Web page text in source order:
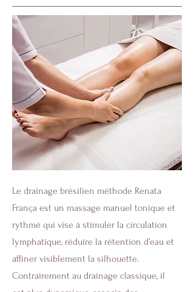
Le drainage brésilien méthode Renata
França est un massage manuel tonique et
rythmé qui vise à stimuler la circulation
lymphatique, réduire la rétention d’eau et
affiner visiblement la silhouette.
Contrairement au drainage classique, il